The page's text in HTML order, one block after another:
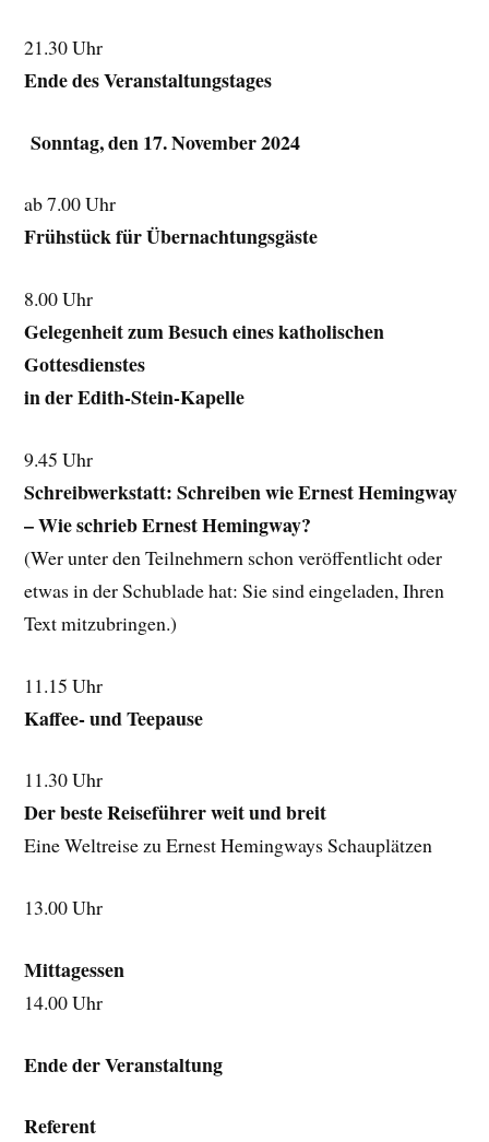
21.30 Uhr
Ende des Veranstaltungstages
Sonntag, den 17. November 2024
ab 7.00 Uhr
Frühstück für Übernachtungsgäste
8.00 Uhr
Gelegenheit zum Besuch eines katholischen
Gottesdienstes
in der Edith-Stein-Kapelle
9.45 Uhr
Schreibwerkstatt: Schreiben wie Ernest Hemingway
– Wie schrieb Ernest Hemingway?
(Wer unter den Teilnehmern schon veröffentlicht oder
etwas in der Schublade hat: Sie sind eingeladen, Ihren
Text mitzubringen.)
11.15 Uhr
Kaffee- und Teepause
11.30 Uhr
Der beste Reiseführer weit und breit
Eine Weltreise zu Ernest Hemingways Schauplätzen
13.00 Uhr
Mittagessen
14.00 Uhr
Ende der Veranstaltung
Referent